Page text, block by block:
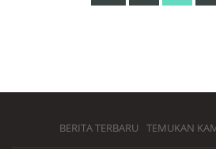
BERITA TERBARU TEMUKAN